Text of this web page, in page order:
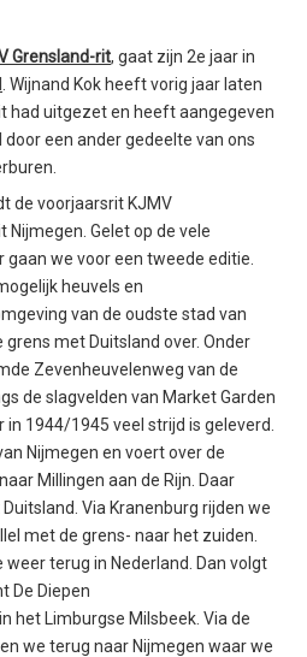
Grensland-rit, gaat zijn 2e jaar in
. Wijnand Kok heeft vorig jaar laten
had uitgezet en heeft aangegeven
een ander gedeelte van ons
de voorjaarsrit KJMV
Gelet op de vele
we voor een tweede editie.
heuvels en
van de oudste stad van
grens met Duitsland over. Onder
Zevenheuvelenweg van de
de slagvelden van Market Garden
1944/1945 veel strijd is geleverd.
Nijmegen en voert over de
Millingen aan de Rijn. Daar
Via Kranenburg rijden we
met de grens- naar het zuiden.
weer terug in Nederland. Dan volgt
De Diepen
het Limburgse Milsbeek. Via de
we terug naar Nijmegen waar we